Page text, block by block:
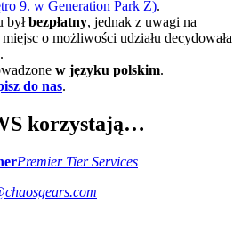
9. w Generation Park Z).
byłbezpłatny, jednak z uwagi na
o możliwości udziału decydowała
w języku polskim.
do nas.
korzystają…
Premier Tier Services
chaosgears.com